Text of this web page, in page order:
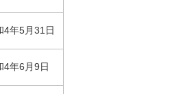
4年5月31日
4年6月9日